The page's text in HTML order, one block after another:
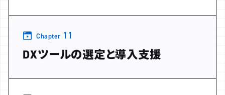
Chapter 11
DXツールの選定と導入支援